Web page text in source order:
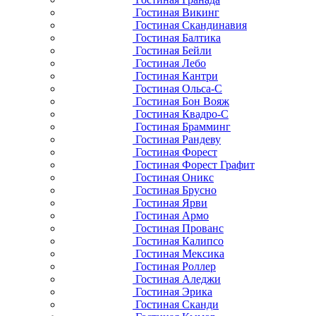
Гостиная Викинг
Гостиная Скандинавия
Гостиная Балтика
Гостиная Бейли
Гостиная Лебо
Гостиная Кантри
Гостиная Ольса-С
Гостиная Бон Вояж
Гостиная Квадро-С
Гостиная Брамминг
Гостиная Рандеву
Гостиная Форест
Гостиная Форест Графит
Гостиная Оникс
Гостиная Брусно
Гостиная Ярви
Гостиная Армо
Гостиная Прованс
Гостиная Калипсо
Гостиная Мексика
Гостиная Роллер
Гостиная Аледжи
Гостиная Эрика
Гостиная Сканди